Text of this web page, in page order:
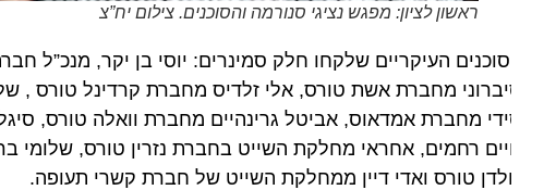
ראשון לציון: מפגש נציגי סנורמה והסוכנים. צילום יח”צ
העיקריים שלקחו חלק סמינרים: יוסי בן יקר, מנכ”ל
מחברת אשת טורס, אלי זלדיס מחברת קרדינל טורס ,
מחברת אמדאוס, אביטל גרינהיים מחברת וואלה טורס, סיגל
רחמים, אחראי מחלקת השייט בחברת נזרין טורס, שלומי
טורס ואדי דיין ממחלקת השייט של חברת קשרי תעופה.